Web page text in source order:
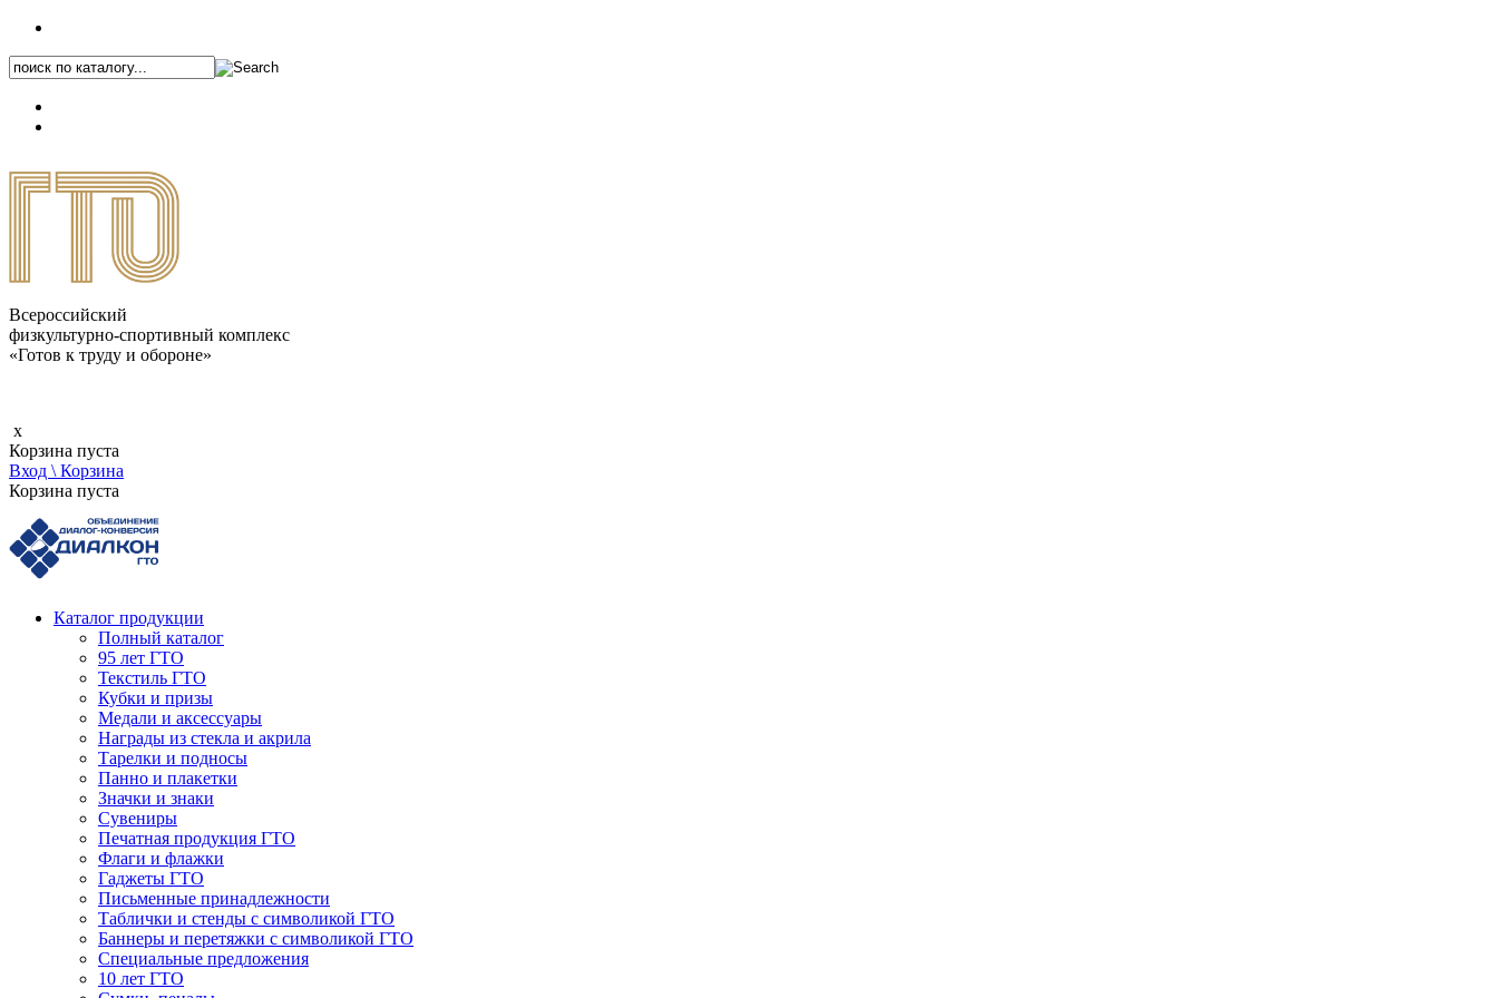
Всероссийский
физкультурно-спортивный комплекс
«Готов к труду и обороне»
x
Корзина пуста
Вход \ Корзина
Корзина пуста
Каталог продукции
Полный каталог
95 лет ГТО
Текстиль ГТО
Кубки и призы
Медали и аксессуары
Награды из стекла и акрила
Тарелки и подносы
Панно и плакетки
Значки и знаки
Сувениры
Печатная продукция ГТО
Флаги и флажки
Гаджеты ГТО
Письменные принадлежности
Таблички и стенды с символикой ГТО
Баннеры и перетяжки с символикой ГТО
Специальные предложения
10 лет ГТО